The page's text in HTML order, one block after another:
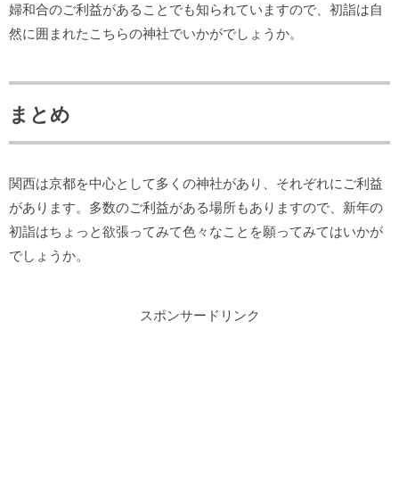
婦和合のご利益があることでも知られていますので、初詣は自
然に囲まれたこちらの神社でいかがでしょうか。
まとめ
関西は京都を中心として多くの神社があり、それぞれにご利益
があります。多数のご利益がある場所もありますので、新年の
初詣はちょっと欲張ってみて色々なことを願ってみてはいかが
でしょうか。
スポンサードリンク